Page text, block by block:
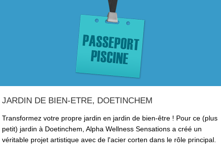
JARDIN DE BIEN-ETRE, DOETINCHEM
Transformez votre propre jardin en jardin de bien-être ! Pour ce (plus
petit) jardin à Doetinchem, Alpha Wellness Sensations a créé un
véritable projet artistique avec de l'acier corten dans le rôle principal.